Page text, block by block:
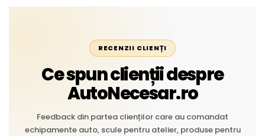
RECENZII CLIENȚI
Ce spun clienții despre
AutoNecesar.ro
Feedback din partea clienților care au comandat
echipamente auto, scule pentru atelier, produse pentru